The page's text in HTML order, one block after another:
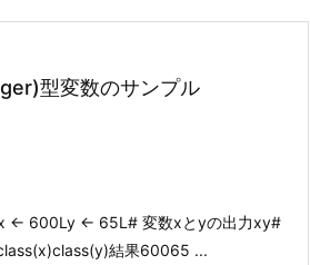
型変数のサンプル
<- 600Ly <- 65L# 変数xとyの出力xy#
結果60065 ...